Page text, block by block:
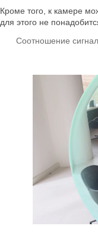
Кроме того, к камере
для этого не
Соотношение